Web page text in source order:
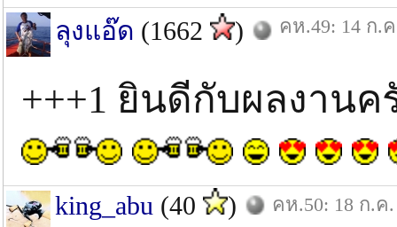
ลุงแอ๊ด (1662 ) คห.49: 14 ก.
+++1 ยินดีกับผลงาน
king_abu (40 ) คห.50: 18 ก.ค.